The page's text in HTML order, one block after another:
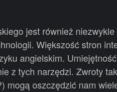
jest również
Większość stron
angielskim.
z tych narzędzi. Zwroty
mogą oszczędzić nam